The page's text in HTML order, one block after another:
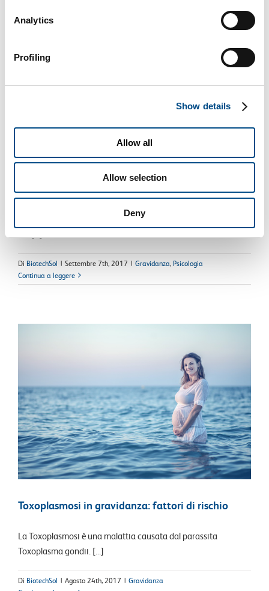
Analytics
Profiling
Show details
Allow all
Allow selection
Deny
Gravidanza e depressione: le ripercussioni sul
piccolo
La gravidanza costituisce un passaggio cruciale per la donna
Di BiotechSol | Settembre 7th, 2017 | Gravidanza, Psicologia
Continua a leggere
Toxoplasmosi in gravidanza: fattori di rischio
La Toxoplasmosi è una malattia causata dal parassita
Toxoplasma gondii. [...]
Di BiotechSol | Agosto 24th, 2017 | Gravidanza